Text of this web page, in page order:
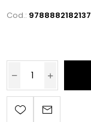
Cod.: 9788882182137